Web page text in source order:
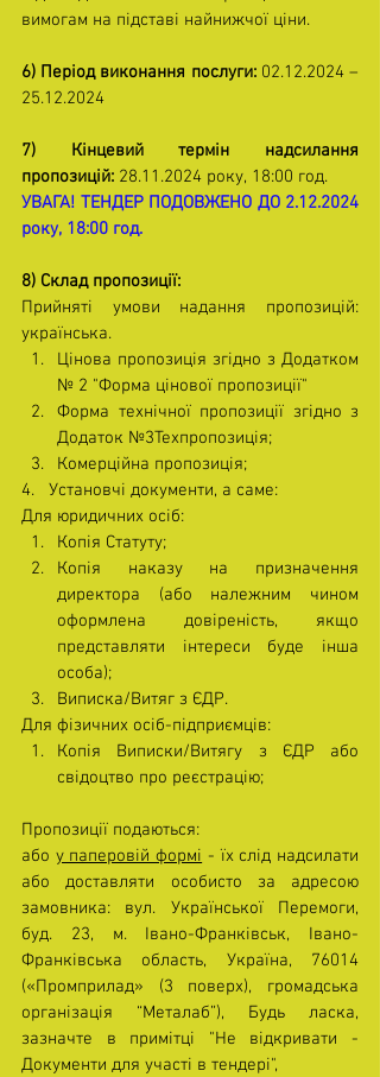
вимогам на підставі найнижчої ціни.
6) Період виконання послуги: 02.12.2024 –
25.12.2024
7) Кінцевий термін надсилання
пропозицій: 28.11.2024 року, 18:00 год.
УВАГА! ТЕНДЕР ПОДОВЖЕНО ДО 2.12.2024
року, 18:00 год.
8) Склад пропозиції:
Прийняті умови надання пропозицій:
українська.
Цінова пропозиція згідно з Додатком
№ 2 "Форма цінової пропозиції"
Форма технічної пропозиції згідно з
Додаток №3Техпропозиція;
Комерційна пропозиція;
4.   Установчі документи, а саме:
Для юридичних осіб:
Копія Статуту;
Копія наказу на призначення
директора (або належним чином
оформлена довіреність, якщо
представляти інтереси буде інша
особа);
Виписка/Витяг з ЄДР.
Для фізичних осіб-підприємців:
Копія Виписки/Витягу з ЄДР або
свідоцтво про реєстрацію;
Пропозиції подаються:
або у паперовій формі - їх слід надсилати
або доставляти особисто за адресою
замовника: вул. Української Перемоги,
буд. 23, м. Івано-Франківськ, Івано-
Франківська область, Україна, 76014
(«Промприлад» (3 поверх), громадська
організація “Металаб”), Будь ласка,
зазначте в примітці "Не відкривати -
Документи для участі в тендері",